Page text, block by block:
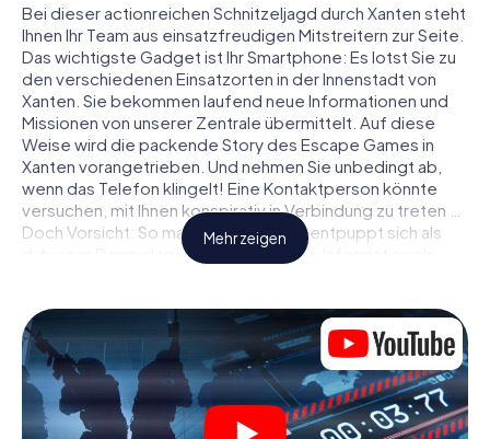
Bei dieser actionreichen Schnitzeljagd durch Xanten steht
Ihnen Ihr Team aus einsatzfreudigen Mitstreitern zur Seite.
Das wichtigste Gadget ist Ihr Smartphone: Es lotst Sie zu
den verschiedenen Einsatzorten in der Innenstadt von
Xanten. Sie bekommen laufend neue Informationen und
Missionen von unserer Zentrale übermittelt. Auf diese
Weise wird die packende Story des Escape Games in
Xanten vorangetrieben. Und nehmen Sie unbedingt ab,
wenn das Telefon klingelt! Eine Kontaktperson könnte
versuchen, mit Ihnen konspirativ in Verbindung zu treten …
Doch Vorsicht: So mancher Informant entpuppt sich als
dubioser Doppelagent und so manche Information als
Sie niemandem!
Anders als in einem klassischen Escape Room in Xanten
sind Sie also nicht in ein Zimmer eingesperrt, aus dem Sie
sich in einem vorgegebenen Zeitfenster befreien
müssen. Diese Smartphone Schnitzeljagd erklärt ganz
Mehr zeigen